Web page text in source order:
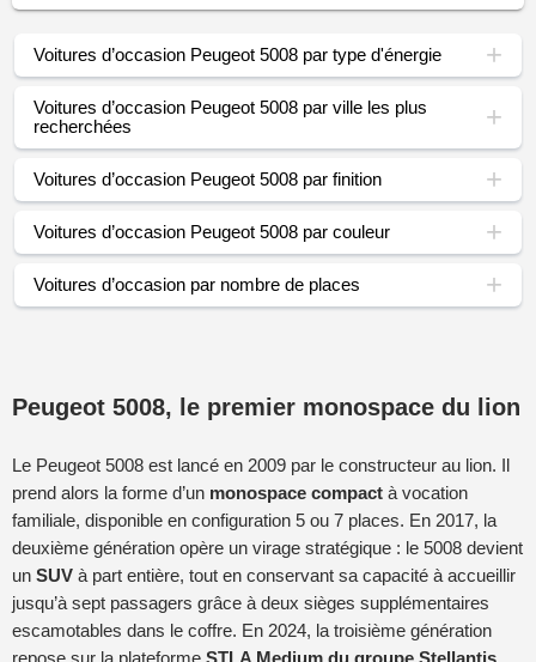
Voitures d’occasion Peugeot 5008 par type d'énergie
Voitures d’occasion Peugeot 5008 par ville les plus
recherchées
Voitures d’occasion Peugeot 5008 par finition
Voitures d’occasion Peugeot 5008 par couleur
Voitures d’occasion par nombre de places
Peugeot 5008, le premier monospace du lion
Le Peugeot 5008 est lancé en 2009 par le constructeur au lion. Il
prend alors la forme d’un monospace compact à vocation
familiale, disponible en configuration 5 ou 7 places. En 2017, la
deuxième génération opère un virage stratégique : le 5008 devient
un SUV à part entière, tout en conservant sa capacité à accueillir
jusqu’à sept passagers grâce à deux sièges supplémentaires
escamotables dans le coffre. En 2024, la troisième génération
repose sur la plateforme STLA Medium du groupe Stellantis